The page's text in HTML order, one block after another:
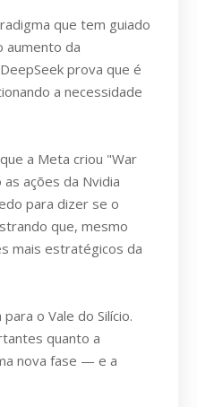
que tem guiado
aumento da
prova que é
a necessidade
a Meta criou "War
ações da Nvidia
para dizer se o
que, mesmo
mais estratégicos da
o Vale do Silício.
quanto a
nova fase — e a